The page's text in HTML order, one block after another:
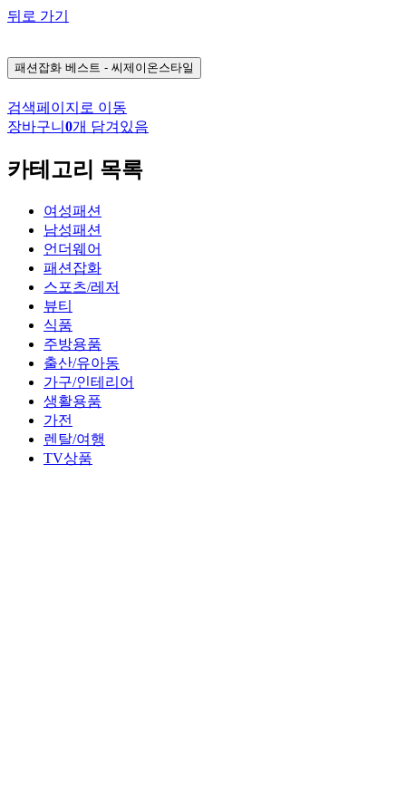
뒤로 가기
패션잡화 베스트 - 씨제이온스타일
검색페이지로 이동
장바구니 0개 담겨있음
카테고리 목록
여성패션
남성패션
언더웨어
패션잡화
스포츠/레저
뷰티
식품
주방용품
출산/유아동
가구/인테리어
생활용품
가전
렌탈/여행
TV상품